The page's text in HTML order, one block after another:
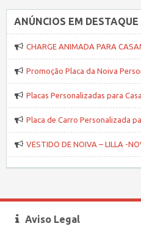
ANÚNCIOS EM DESTAQUE
CHARGE ANIMADA PARA
Promoção Placa da Noiva
Placas Personalizadas para
Placa de Carro Personalizada
VESTIDO DE NOIVA – LILLA -
Aviso Legal